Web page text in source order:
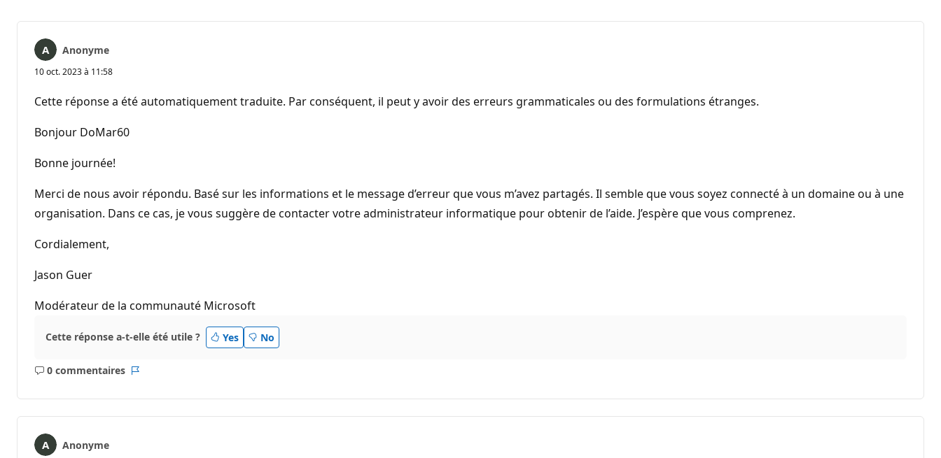
Anonyme
10 oct. 2023 à 11:58
Cette réponse a été automatiquement traduite. Par conséquent, il peut y avoir des erreurs grammaticales ou des formulations étranges.
Bonjour DoMar60
Bonne journée!
Merci de nous avoir répondu. Basé sur les informations et le message d’erreur que vous m’avez partagés. Il semble que vous soyez connecté à un domaine ou à une
organisation. Dans ce cas, je vous suggère de contacter votre administrateur informatique pour obtenir de l’aide. J’espère que vous comprenez.
Cordialement,
Jason Guer
Modérateur de la communauté Microsoft
Cette réponse a-t-elle été utile ? Yes No
0 commentaires
Aucun
Anonyme